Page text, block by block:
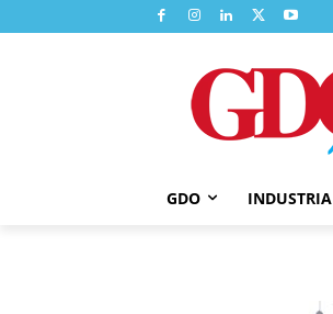
GDO INDUSTRIA